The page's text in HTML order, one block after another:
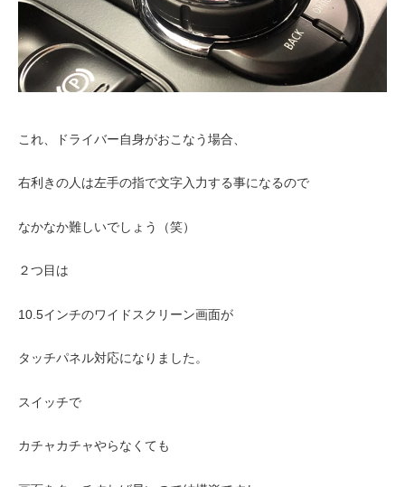
これ、ドライバー自身がおこなう場合、
右利きの人は左手の指で文字入力する事になるので
なかなか難しいでしょう（笑）
２つ目は
10.5インチのワイドスクリーン画面が
タッチパネル対応になりました。
スイッチで
カチャカチャやらなくても